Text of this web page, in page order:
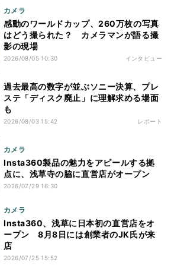
カメラ
感動のワールドカップ、260万枚の写真
はどう撮られた？ カメラマンが語る撮
影の現場
2026/08/05 10:30 インタビュー
過去最高の数字が並ぶソニー決算、プレ
ステ「ディスク廃止」に理解求める場面
も
2026/08/03 15:42 レポート
カメラ
Insta360製品の魅力をアピールする拠
点に、浅草寺の脇に直営店がオープン
2026/07/29 16:30
カメラ
Insta360、浅草に日本初の直営店をオ
ープン 8月8日には創業者のJK氏が来
店
2026/07/25 15:52